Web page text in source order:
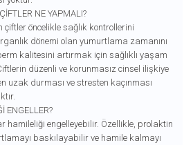
NE YAPMALI?
öncelikle sağlık kontrollerini
dönemi olan yumurtlama zamanını
kalitesini artırmak için sağlıklı yaşam
düzenli ve korunmasız cinsel ilişkiye
uzak durması ve stresten kaçınması
ENGELLER?
hamileliği engelleyebilir. Özellikle, prolaktin
baskılayabilir ve hamile kalmayı